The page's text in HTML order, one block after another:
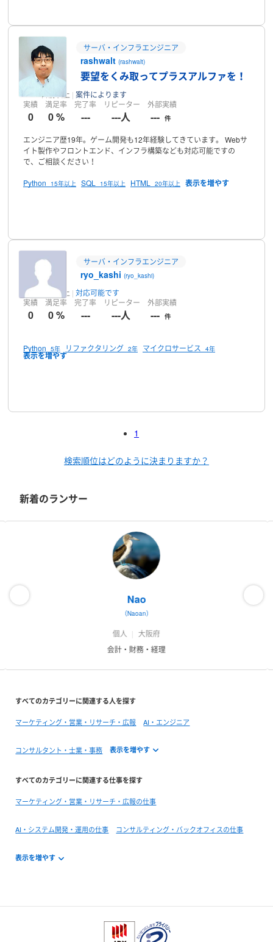
簡単なツール作成
・Alexaスキル開発・Crovaスキル開発
引き受け可能です。
【開発言語】 ・HTML ・JavaScript
Python【稼働時間】平日は1時間程度、休日は3時間程度、在宅ワー
クをお受けしております。 隙間時間での活動ですので、短期案件を
希望しています。
で、どうぞよろしくお願いします。
サーバ・インフラエンジニア
rashwalt(rashwalt)
要望をくみ取ってプラスアルファを！
30日前以上
案件によります
実績
0
満足率
0 %
完了率
---
リピーター
---人
外部実績
--- 件
エンジニア歴19年。ゲーム開発も12年経験してきています。
Webサ
イト製作やフロントエンド、インフラ構築なども対応可能ですの
で、ご相談ください！
Python 15年以上 SQL 15年以上 HTML 20年以上
サーバ・インフラエンジニア
ryo_kashi(ryo_kashi)
30日前以上
対応可能です
実績
0
満足率
0 %
完了率
---
リピーター
---人
外部実績
--- 件
Python 5年 リファクタリング 2年 マイクロサービス 4年
1
検索順位はどのように決まりますか？
新着のランサー
Nao
（Naoan）
個人
大阪府
会計・財務・経理
すべてのカテゴリーに関連する人を探す
マーケティング・営業・リサーチ・広報 AI・エンジニア
コンサルタント・士業・事務
すべてのカテゴリーに関連する仕事を探す
マーケティング・営業・リサーチ・広報の仕事
AI・システム開発・運用の仕事 コンサルティング・バックオフィスの仕事